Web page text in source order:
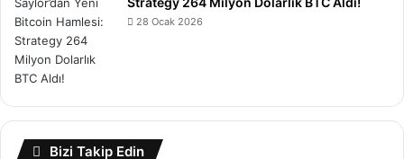
28 Ocak 2026
Bizi Takip Edin